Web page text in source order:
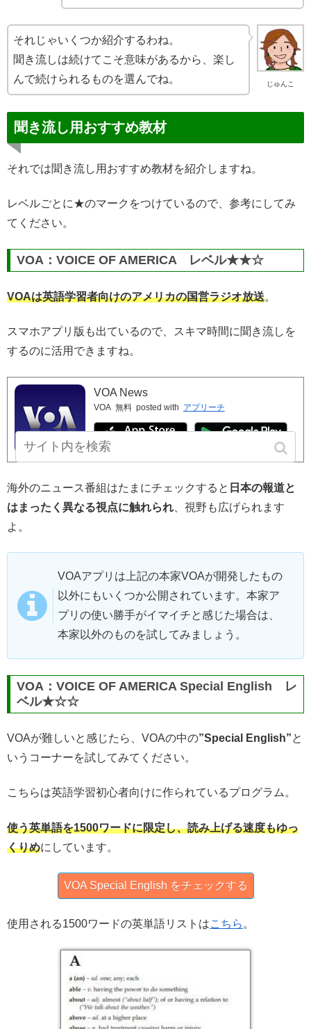
じゅんこ
それじゃいくつか紹介するわね。
聞き流しは続けてこそ意味があるから、楽し
んで続けられるものを選んでね。
聞き流し用おすすめ教材
それでは聞き流し用おすすめ教材を紹介しますね。
レベルごとに★のマークをつけているので、参考にしてみ
てください。
VOA：VOICE OF AMERICA レベル★★☆
VOAは英語学習者向けのアメリカの国営ラジオ放送。
スマホアプリ版も出ているので、スキマ時間に聞き流しを
するのに活用できますね。
VOA News
VOA 無料 posted with アプリーチ
海外のニュース番組はたまにチェックすると 日本の報道と
はまったく異なる視点に触れられ 、視野も広げられます
よ。
VOAアプリは上記の本家VOAが開発したもの
以外にもいくつか公開されています。本家ア
プリの使い勝手がイマイチと感じた場合は、
本家以外のものを試してみましょう。
VOA：VOICE OF AMERICA Special English レ
ベル★☆☆
VOAが難しいと感じたら、VOAの中の”Special English”と
いうコーナーを試してみてください。
こちらは英語学習初心者向けに作られているプログラム。
使う英単語を1500ワードに限定し、読み上げる速度もゆっ
くりめにしています。
VOA Special English をチェックする
使用される1500ワードの英単語リストはこちら。